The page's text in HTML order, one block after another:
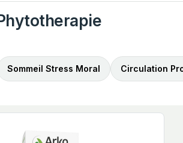
Sommeil Stress Moral Circulation